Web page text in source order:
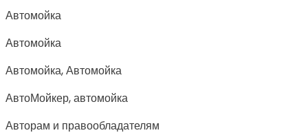
Автомойка
Автомойка
Автомойка, Автомойка
АвтоМойкер, автомойка
Авторам и правообладателям